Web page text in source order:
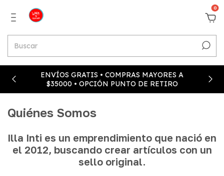
0
ENVÍOS GRATIS • COMPRAS MAYORES A
$35000 • OPCIÓN PUNTO DE RETIRO
Quiénes Somos
Illa Inti es un emprendimiento que nació en
el 2012, buscando crear artículos con un
sello original.